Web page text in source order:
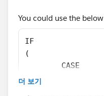
You could use the
IF
(
	CASE
더 보기